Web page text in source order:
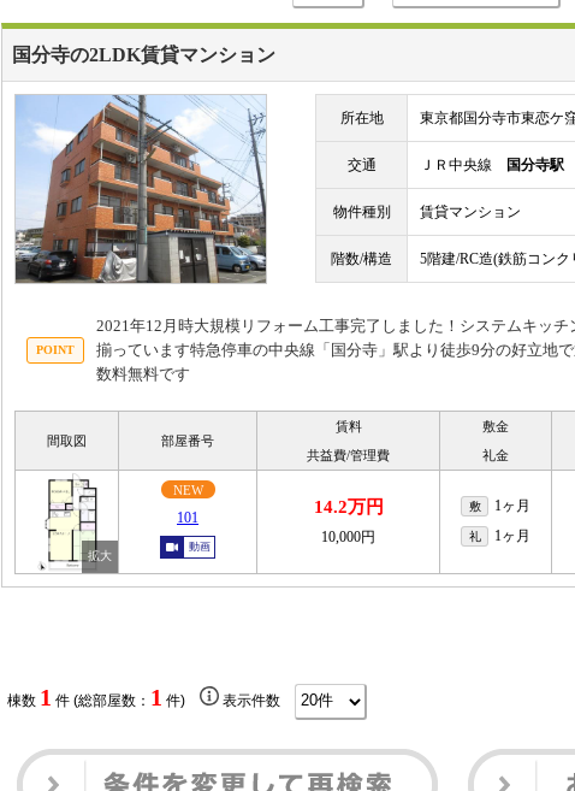
国分寺の2LDK賃貸マンション
所在地 東京都国分寺市東恋ケ
交通 ＪＲ中央線 国分寺駅
物件種別 賃貸マンション
階数/構造 5階建/RC造(鉄筋コンク
2021年12月時大規模リフォーム工事完了しました！システムキッ
揃っています特急停車の中央線「国分寺」駅より徒歩9分の好立
数料無料です
間取図 部屋番号
賃料
共益費/管理費
敷金
礼金
NEW
101
動画
14.2万円
10,000円
敷 1ヶ月
礼 1ヶ月
棟数 1 件 (総部屋数： 1 件) 表示件数